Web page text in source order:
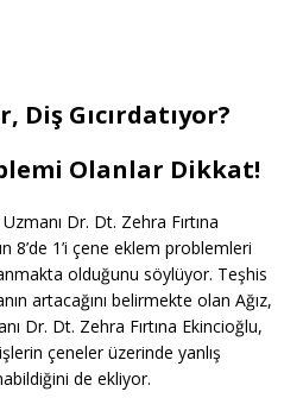
Diş Gıcırdatıyor?
Olanlar Dikkat!
Dr. Dt. Zehra Fırtına
8’de 1’i çene eklem problemleri
olduğunu söylüyor. Teşhis
artacağını belirmekte olan Ağız,
Dr. Dt. Zehra Fırtına Ekincioğlu,
çeneler üzerinde yanlış
de ekliyor.